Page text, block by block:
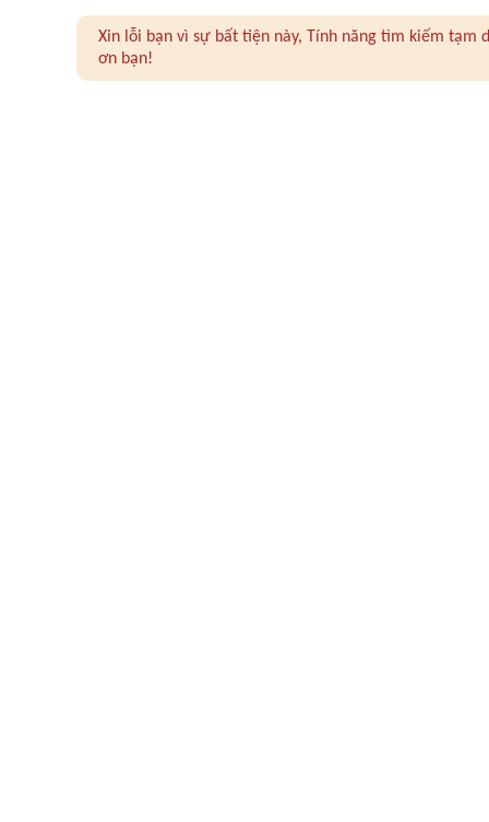
Xin lỗi bạn vì sự bất tiện này, Tính năng tìm kiếm
ơn bạn!